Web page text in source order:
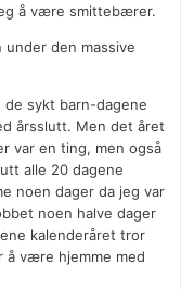
å være smittebærer.
under den massive
de sykt barn-dagene
årsslutt. Men det året
var en ting, men også
alle 20 dagene
noen dager da jeg var
noen halve dager
kalenderåret tror
å være hjemme med